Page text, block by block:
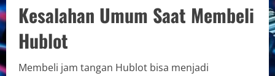
Kesalahan Umum Saat Membeli
Hublot
Membeli jam tangan Hublot bisa menjadi